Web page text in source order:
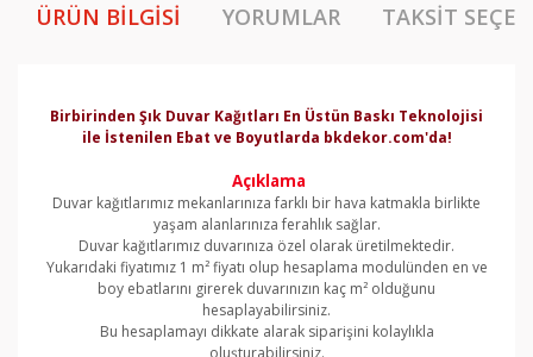
ÜRÜN BILGISI YORUMLAR TAKSIT
Birbirinden Şık Duvar Kağıtları En Üstün Baskı Teknolojisi
ile İstenilen Ebat ve Boyutlarda bkdekor.com'da!
Açıklama
Duvar kağıtlarımız mekanlarınıza farklı bir hava katmakla birlikte
yaşam alanlarınıza ferahlık sağlar.
Duvar kağıtlarımız duvarınıza özel olarak üretilmektedir.
Yukarıdaki fiyatımız 1 m² fiyatı olup hesaplama modulünden en ve
boy ebatlarını girerek duvarınızın kaç m² olduğunu
hesaplayabilirsiniz.
Bu hesaplamayı dikkate alarak siparişini kolaylıkla
oluşturabilirsiniz.